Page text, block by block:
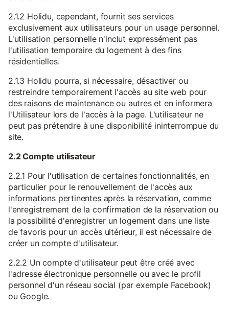
2.1.2 Holidu, cependant, fournit ses services
exclusivement aux utilisateurs pour un usage personnel.
L'utilisation personnelle n'inclut expressément pas
l'utilisation temporaire du logement à des fins
résidentielles.
2.1.3 Holidu pourra, si nécessaire, désactiver ou
restreindre temporairement l'accès au site web pour
des raisons de maintenance ou autres et en informera
l'Utilisateur lors de l'accès à la page. L'utilisateur ne
peut pas prétendre à une disponibilité ininterrompue du
site.
2.2 Compte utilisateur
2.2.1 Pour l'utilisation de certaines fonctionnalités, en
particulier pour le renouvellement de l'accès aux
informations pertinentes après la réservation, comme
l'enregistrement de la confirmation de la réservation ou
la possibilité d'enregistrer un logement dans une liste
de favoris pour un accès ultérieur, il est nécessaire de
créer un compte d'utilisateur.
2.2.2 Un compte d'utilisateur peut être créé avec
l'adresse électronique personnelle ou avec le profil
personnel d'un réseau social (par exemple Facebook)
ou Google.